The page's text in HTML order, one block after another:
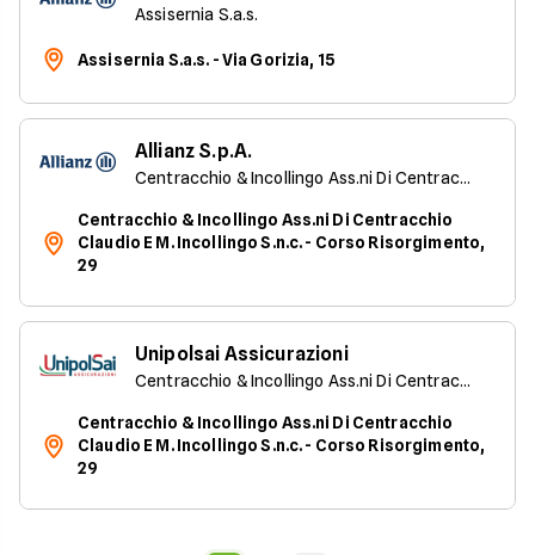
Assisernia S.a.s.
Assisernia S.a.s. - Via Gorizia, 15
Allianz S.p.A.
Centracchio & Incollingo Ass.ni Di Centracchio Claudio E M. Incollingo S.n.c.
Centracchio & Incollingo Ass.ni Di Centracchio
Claudio E M. Incollingo S.n.c. - Corso Risorgimento,
29
Unipolsai Assicurazioni
Centracchio & Incollingo Ass.ni Di Centracchio Claudio E M. Incollingo S.n.c.
Centracchio & Incollingo Ass.ni Di Centracchio
Claudio E M. Incollingo S.n.c. - Corso Risorgimento,
29